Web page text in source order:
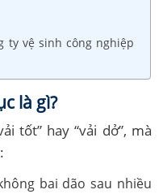
ty vệ sinh công nghiệp
là gì?
tốt” hay “vải dở”, mà
bai dão sau nhiều